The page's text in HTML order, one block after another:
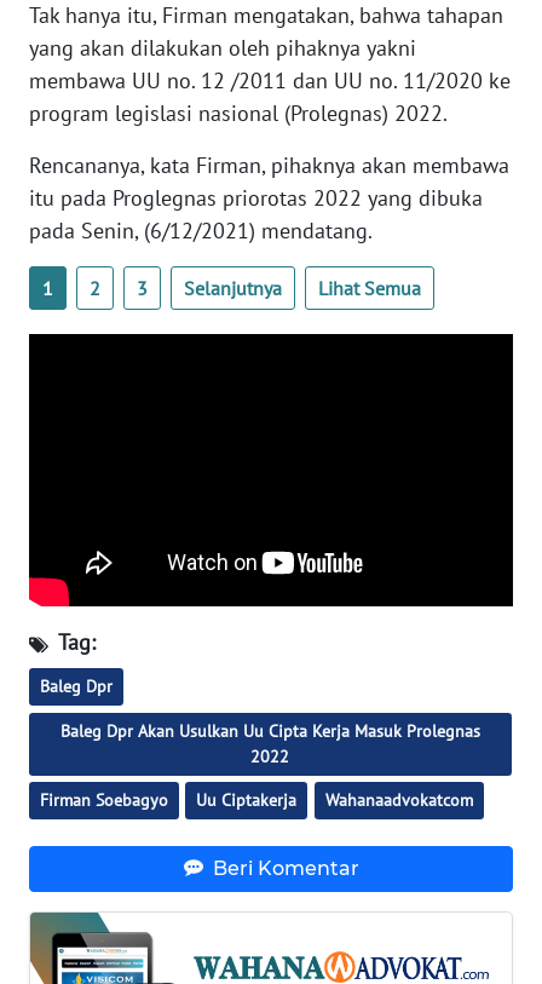
Tak hanya itu, Firman mengatakan, bahwa tahapan
yang akan dilakukan oleh pihaknya yakni
membawa UU no. 12 /2011 dan UU no. 11/2020 ke
program legislasi nasional (Prolegnas) 2022.
Rencananya, kata Firman, pihaknya akan membawa
itu pada Proglegnas priorotas 2022 yang dibuka
pada Senin, (6/12/2021) mendatang.
1 2 3 Selanjutnya Lihat Semua
Tag:
Baleg Dpr
Baleg Dpr Akan Usulkan Uu Cipta Kerja Masuk Prolegnas
2022
Firman Soebagyo Uu Ciptakerja Wahanaadvokatcom
Beri Komentar
NTT
WN
WN
PAPUA
WN
PAPUA
WN
WN
SULTRA
WN
NTB
SULTENG
WN